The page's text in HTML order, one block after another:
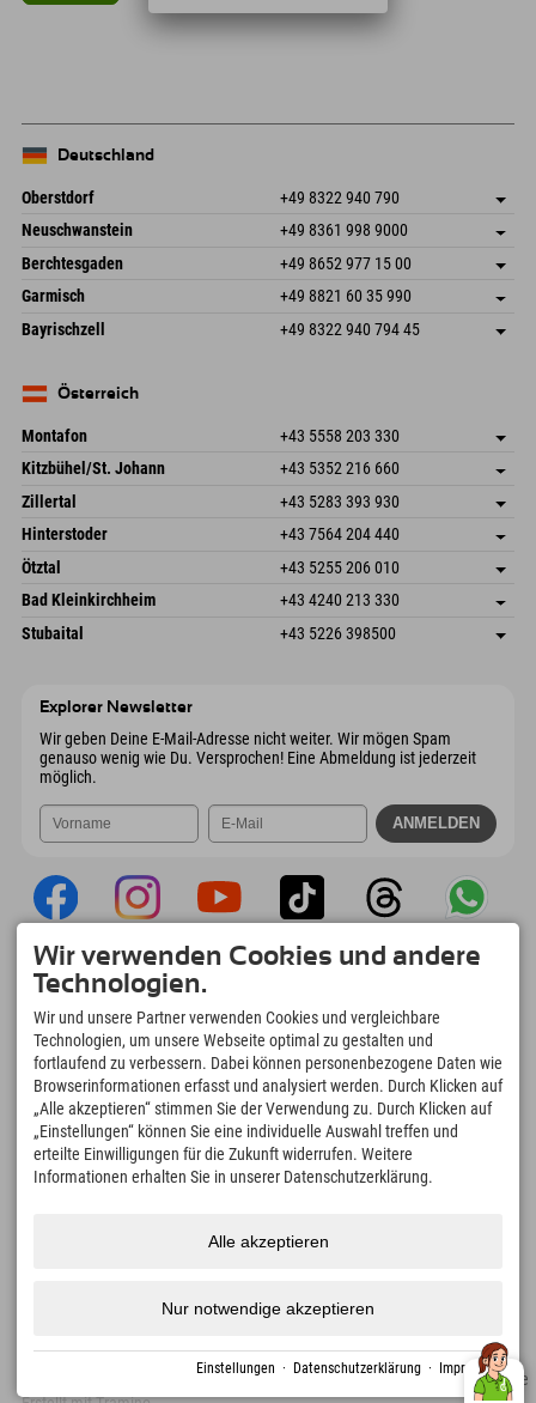
Leaflet| Map data © OpenStreetMap contributors
Deutschland
Oberstdorf +49 8322 940 790
An der Breitach 3
Deutschland
Adresse speichern
Buchen
Neuschwanstein +49 8361 998 9000
An der Riese 45
87484 Nesselwang im Allgäu
Deutschland
Adresse speichern
Anreiseinfos
Buchen
Berchtesgaden +49 8652 977 15 00
Hofreitstr. 7
Deutschland
Adresse speichern
Buchen
Garmisch +49 8821 60 35 990
Frickenstraße 22
82490 Farchant
Adresse speichern
Anreiseinfos
Bayrischzell +49 8322 940 794 45
Deutschland
Österreich
Montafon +43 5558 203 330
Dorfstr. 127b
6793 Gaschurn/Montafon
Österreich
Adresse speichern
Buchen
Kitzbühel/St. Johann +43 5352 216 660
Speckbacherstraße 87
6380 St. Johann in Tirol
Österreich
Adresse speichern
Anreiseinfos
Buchen
Zillertal +43 5283 393 930
Schmiedau 2
Österreich
Adresse speichern
Buchen
Hinterstoder +43 7564 204 440
Freizeitpark 10
4573 Hinterstoder
Österreich
Adresse speichern
Anreiseinfos
Buchen
Ötztal +43 5255 206 010
Gscheat 14
Österreich
Adresse speichern
Buchen
Bad Kleinkirchheim +43 4240 213 330
Dorfstraße 24
9546 Bad Kleinkirchheim
Adresse speichern
Anreiseinfos
Stubaital +43 5226 398500
Explorer Newsletter
Wir geben Deine E-Mail-Adresse nicht weiter. Wir mögen Spam
genauso wenig wie Du. Versprochen! Eine Abmeldung ist jederzeit
möglich.
Explorer App
Upload Deiner #ExplorerMoments, Mein
Explorer To Go mit Buchungsübersicht,
Bucketlist, Restaurantübersicht uvm. Jetzt
downloaden!
Zeit für Explorer Moments
166
Bergseen und Erlebnisbäder
4.634km
Pisten zum Skifahren und
97
Barrierefreiheit Presse Nachhaltigkeitszertifikate
Wir verwenden Cookies und andere
Technologien.
Wir und unsere Partner verwenden Cookies und vergleichbare
Technologien, um unsere Webseite optimal zu gestalten und
fortlaufend zu verbessern. Dabei können personenbezogene Daten wie
Browserinformationen erfasst und analysiert werden. Durch Klicken auf
„Alle akzeptieren“ stimmen Sie der Verwendung zu. Durch Klicken auf
„Einstellungen“ können Sie eine individuelle Auswahl treffen und
erteilte Einwilligungen für die Zukunft widerrufen. Weitere
Informationen erhalten Sie in unserer Datenschutzerklärung.
Alle akzeptieren
Nur notwendige akzeptieren
Einstellungen · Datenschutzerklärung · Impressum